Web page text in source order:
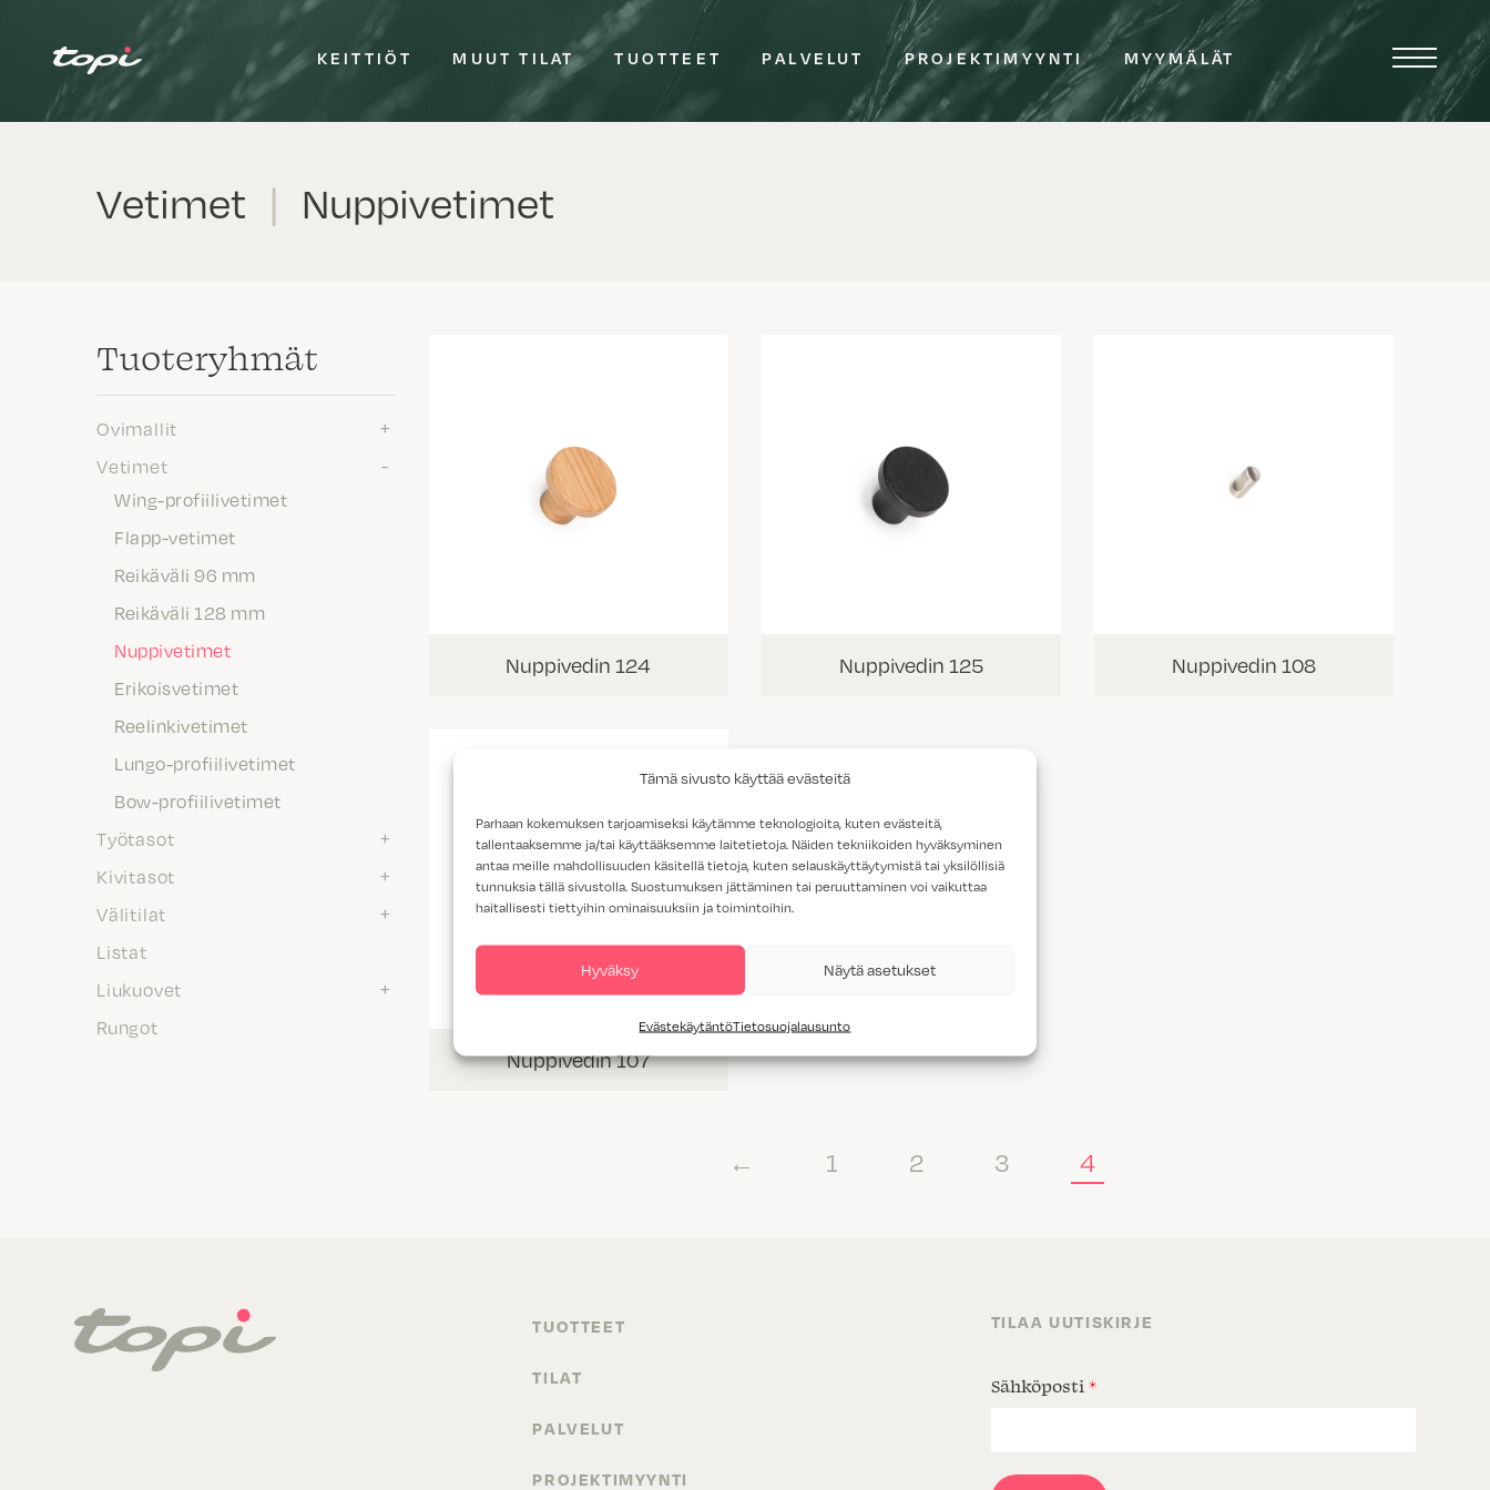
Tämä sivusto käyttää evästeitä
Parhaan kokemuksen tarjoamiseksi käytämme teknologioita, kuten evästeitä,
tallentaaksemme ja/tai käyttääksemme laitetietoja. Näiden tekniikoiden hyväksyminen
antaa meille mahdollisuuden käsitellä tietoja, kuten selauskäyttäytymistä tai yksilöllisiä
tunnuksia tällä sivustolla. Suostumuksen jättäminen tai peruuttaminen voi vaikuttaa
haitallisesti tiettyihin ominaisuuksiin ja toimintoihin.
Hyväksy Näytä asetukset
EvästekäytäntöTietosuojalausunto
KEITTIÖT MUUT TILAT TUOTTEET PALVELUT PROJEKTIMYYNTI MYYMÄLÄT
Vetimet | Nuppivetimet
Tuote­ryhmät
Ovimallit
Vetimet
Wing-profiilivetimet
Flapp-vetimet
Reikäväli 96 mm
Reikäväli 128 mm
Nuppivetimet
Erikoisvetimet
Reelinkivetimet
Lungo-profiilivetimet
Bow-profiilivetimet
Työtasot
Kivitasot
Välitilat
Listat
Liukuovet
Rungot
Nuppivedin 124 Nuppivedin 125 Nuppivedin 108
Nuppivedin 107
← 1 2 3 4
TUOTTEET
TILAT
PALVELUT
PROJEKTIMYYNTI
TILAA UUTISKIRJE
Sähköposti *